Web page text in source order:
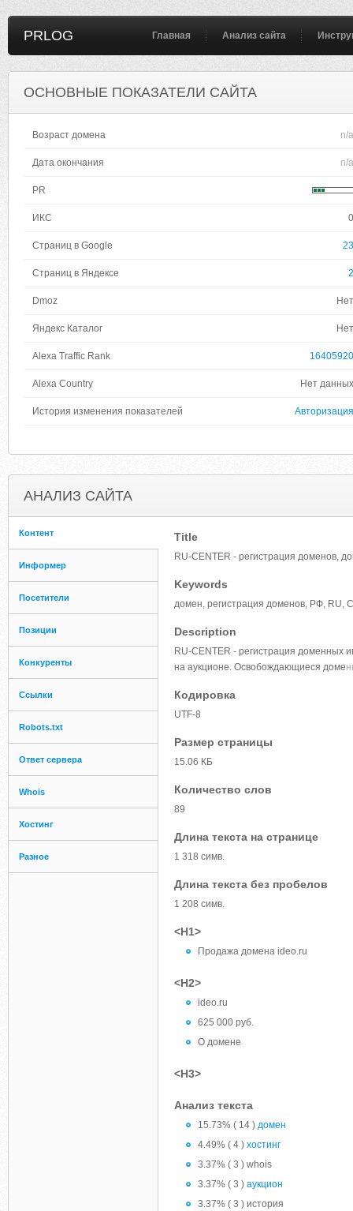
PRLOG Главная Анализ сайта
ОСНОВНЫЕ ПОКАЗАТЕЛИ САЙТА
Возраст домена n/a
Дата окончания n/a
PR
ИКС 0
Страниц в Google 23
Страниц в Яндексе 2
Dmoz Нет
Яндекс Каталог Нет
Alexa Traffic Rank 16405920
Alexa Country Нет данных
История изменения показателей Авторизация
АНАЛИЗ САЙТА
Контент
Информер
Посетители
Позиции
Конкуренты
Ссылки
Robots.txt
Ответ сервера
Whois
Хостинг
Разное
Title
RU-CENTER - регистрация доменов,
Keywords
домен, регистрация доменов, РФ, RU,
Description
RU-CENTER - регистрация доменных
на аукционе. Освобождающиеся доме
Кодировка
UTF-8
Размер страницы
15.06 КБ
Количество слов
89
Длина текста на странице
1 318 симв.
Длина текста без пробелов
1 208 симв.
<H1>
Продажа домена ideo.ru
<H2>
ideo.ru
625 000 руб.
О домене
<H3>
Анализ текста
15.73% ( 14 ) домен
4.49% ( 4 ) хостинг
3.37% ( 3 ) whois
3.37% ( 3 ) аукцион
3.37% ( 3 ) история